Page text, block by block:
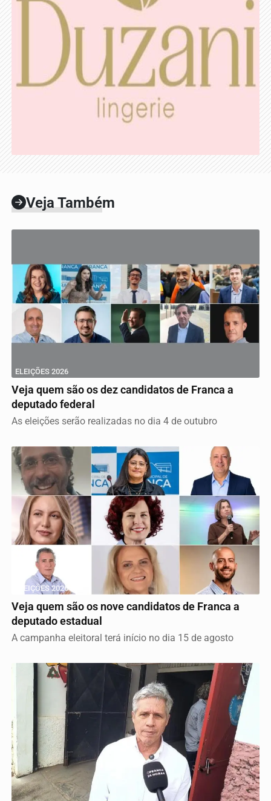
Veja Também
ELEIÇÕES 2026
Veja quem são os dez candidatos de Franca a
deputado federal
As eleições serão realizadas no dia 4 de outubro
ELEIÇÕES 2026
Veja quem são os nove candidatos de Franca a
deputado estadual
A campanha eleitoral terá início no dia 15 de agosto